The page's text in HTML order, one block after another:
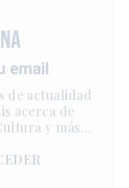
email
de actualidad
acerca de
y más…